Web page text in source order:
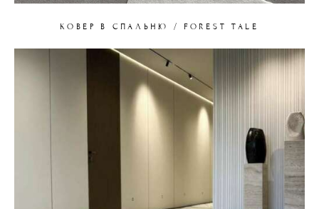
КОВЕР В СПАЛЬНЮ / FOREST TALE